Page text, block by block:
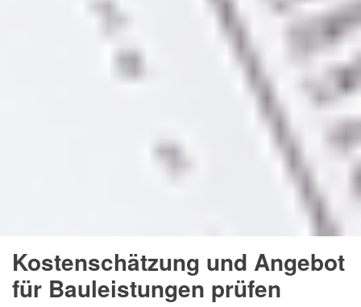
Kostenschätzung und Angebot
für Bauleistungen prüfen